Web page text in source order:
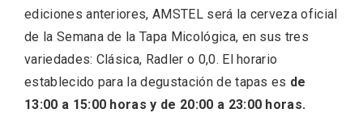
ediciones anteriores, AMSTEL será la cerveza oficial
de la Semana de la Tapa Micológica, en sus tres
variedades: Clásica, Radler o 0,0. El horario
establecido para la degustación de tapas es de
13:00 a 15:00 horas y de 20:00 a 23:00 horas.